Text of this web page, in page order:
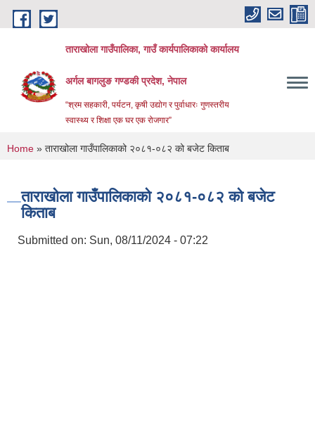
Skip to main content
ताराखोला गाउँपालिका, गाउँ कार्यपालिकाको कार्यालय
अर्गल बागलुङ गण्डकी प्रदेश, नेपाल
“श्रम सहकारी, पर्यटन, कृषी उद्योग र पुर्वाधारः गुणस्तरीय
स्वास्थ्य र शिक्षा एक घर एक रोजगार”
You are here
Home » ताराखोला गाउँपालिकाको २०८१-०८२ को बजेट किताब
ताराखोला गाउँपालिकाको २०८१-०८२ को बजेट
किताब
Submitted on: Sun, 08/11/2024 - 07:22